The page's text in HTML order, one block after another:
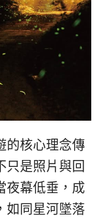
的核心理念傳
只是照片與回
夜幕低垂，成
如同星河墜落